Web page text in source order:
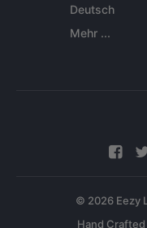
Deutsch
Mehr ...
© 2026 Eezy